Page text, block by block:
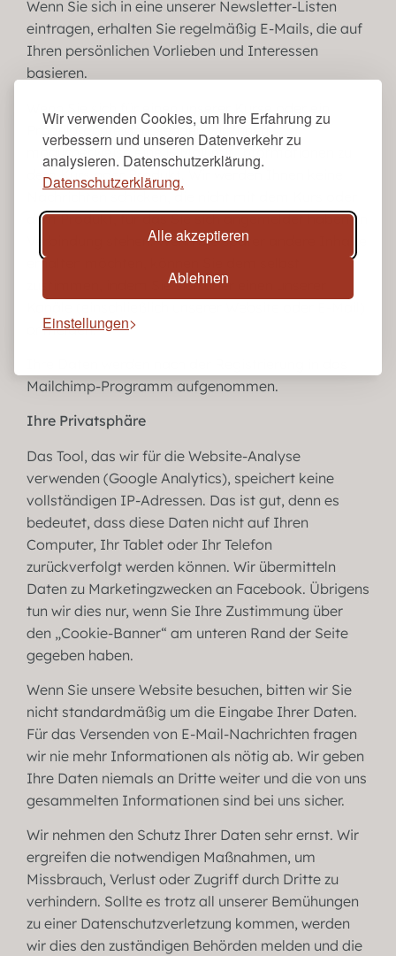
Wir verwenden Cookies, um Ihre Erfahrung zu
verbessern und unseren Datenverkehr zu
analysieren. Datenschutzerklärung.
Datenschutzerklärung.
Alle akzeptieren
Ablehnen
Einstellungen
Wenn Sie sich in eine unserer Newsletter-Listen
eintragen, erhalten Sie regelmäßig E-Mails, die auf
Ihren persönlichen Vorlieben und Interessen
basieren.
Produkt anmelden, senden wir Ihnen
möglicherweise eine E-Mail mit Informationen zu
dem Kurs oder Produkt. Wir werden Ihnen keine
Nachrichten schicken, die nicht mit dem Kurs oder
dem Produkt, für das Sie sich angemeldet haben, in
Verbindung stehen. Wenn Sie später andere Inhalte
erhalten möchten, können Sie dem selbst
zustimmen, indem Sie sich über einen unserer
anmelden.
Mailchimp-Programm aufgenommen.
Ihre Privatsphäre
Das Tool, das wir für die Website-Analyse
verwenden (Google Analytics), speichert keine
vollständigen IP-Adressen. Das ist gut, denn es
bedeutet, dass diese Daten nicht auf Ihren
Computer, Ihr Tablet oder Ihr Telefon
zurückverfolgt werden können. Wir übermitteln
Daten zu Marketingzwecken an Facebook. Übrigens
tun wir dies nur, wenn Sie Ihre Zustimmung über
den „Cookie-Banner“ am unteren Rand der Seite
gegeben haben.
Wenn Sie unsere Website besuchen, bitten wir Sie
nicht standardmäßig um die Eingabe Ihrer Daten.
Für das Versenden von E-Mail-Nachrichten fragen
wir nie mehr Informationen als nötig ab. Wir geben
Ihre Daten niemals an Dritte weiter und die von uns
gesammelten Informationen sind bei uns sicher.
Wir nehmen den Schutz Ihrer Daten sehr ernst. Wir
ergreifen die notwendigen Maßnahmen, um
Missbrauch, Verlust oder Zugriff durch Dritte zu
verhindern. Sollte es trotz all unserer Bemühungen
zu einer Datenschutzverletzung kommen, werden
wir dies den zuständigen Behörden melden und die